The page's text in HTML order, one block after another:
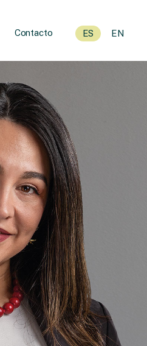
ES EN
Contacto